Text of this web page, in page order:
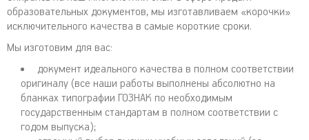
образовательных документов, мы изготавливаем «корочки»
исключительного качества в самые короткие сроки.
Мы изготовим для вас:
документ идеального качества в полном соответствии
оригиналу (все наши работы выполнены абсолютно на
бланках типографии ГОЗНАК по необходимым
государственным стандартам в полном соответствии с
годом выпуска);